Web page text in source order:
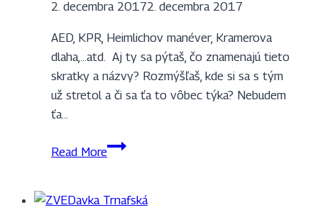
2. decembra 20172. decembra 2017
AED, KPR, Heimlichov manéver, Kramerova
dlaha,…atd. Aj ty sa pýtaš, čo znamenajú tieto
skratky a názvy? Rozmýšľaš, kde si sa s tým
už stretol a či sa ťa to vôbec týka? Nebudem
ťa…
Read MoreUčíme
životy